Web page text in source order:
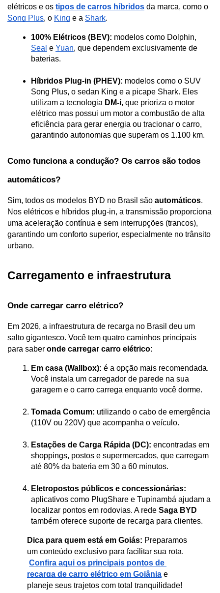
elétricos e os tipos de carros híbridos
Song Plus, o King e a Shark.
100% Elétricos (BEV):
Seal e Yuan, que dependem exclusivamente de
baterias.
Híbridos Plug-in (PHEV): modelos como o SUV
Song Plus, o sedan King e a picape Shark. Eles
utilizam a tecnologia DM-i, que prioriza o motor
elétrico mas possui um motor a combustão de alta
eficiência para gerar energia ou tracionar o carro,
garantindo autonomias que superam os 1.100 km.
Como funciona a condução? Os carros são todos
automáticos?
Sim, todos os modelos BYD no Brasil são automáticos.
Nos elétricos e híbridos plug-in, a transmissão proporciona
uma aceleração contínua e sem interrupções (trancos),
garantindo um conforto superior, especialmente no trânsito
urbano.
Carregamento e infraestrutura
Onde carregar carro elétrico?
Em 2026, a infraestrutura de recarga no Brasil deu um
salto gigantesco. Você tem quatro caminhos principais
para saber onde carregar carro elétrico:
Em casa (Wallbox): é a opção mais recomendada.
Você instala um carregador de parede na sua
garagem e o carro carrega enquanto você dorme.
Tomada Comum: utilizando o cabo de emergência
(110V ou 220V) que acompanha o veículo.
Estações de Carga Rápida (DC): encontradas em
shoppings, postos e supermercados, que carregam
até 80% da bateria em 30 a 60 minutos.
Eletropostos públicos e concessionárias:
aplicativos como PlugShare e Tupinambá ajudam a
localizar pontos em rodovias. A rede Saga BYD
também oferece suporte de recarga para clientes.
Dica para quem está em Goiás: Preparamos
um conteúdo exclusivo para facilitar sua rota.
Confira aqui os principais pontos de
recarga de carro elétrico em Goiânia e
planeje seus trajetos com total tranquilidade!